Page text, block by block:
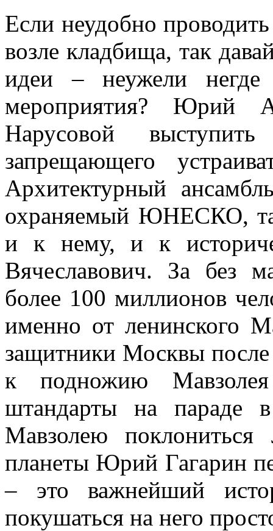
Если неудобно
возле кладбища, так
идеи – неужели негде
мероприятия? Юрий
Нарусовой выступить
запрещающего
Архитектурный
охраняемый ЮНЕСКО,
и к нему, и к
Вячеславович. За без
более 100 миллионов
именно от ленинского
защитники Москвы после
к подножию
штандарты на параде
Мавзолею
планеты Юрий Гагарин
– это важнейший
покушаться на него